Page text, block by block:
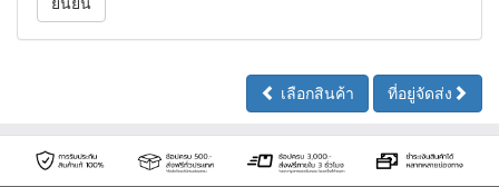
เลือกสินค้า ที่อยู่จัดส่ง